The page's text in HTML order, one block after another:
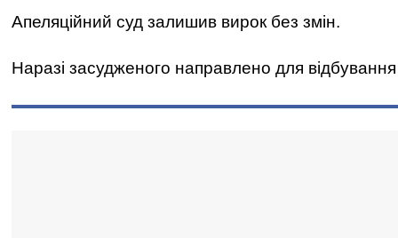
Апеляційний суд залишив вирок без змін.
Наразі засудженого направлено для